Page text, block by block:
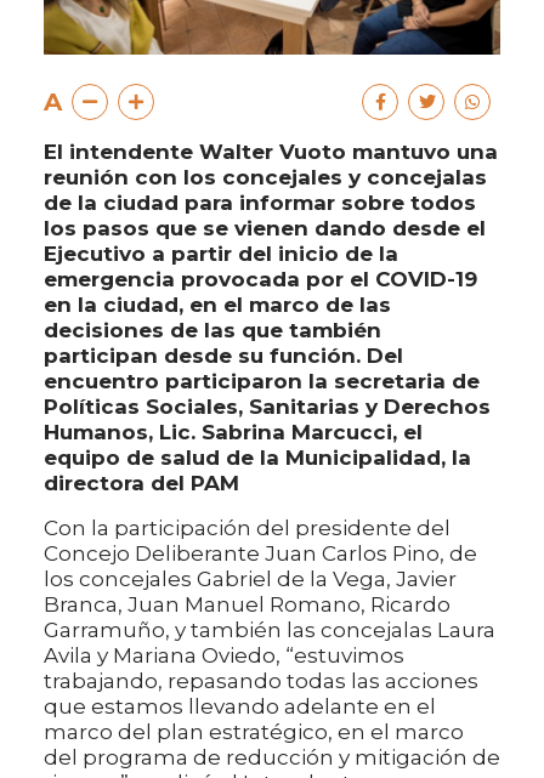
A
El intendente Walter Vuoto mantuvo una
reunión con los concejales y concejalas
de la ciudad para informar sobre todos
los pasos que se vienen dando desde el
Ejecutivo a partir del inicio de la
emergencia provocada por el COVID-19
en la ciudad, en el marco de las
decisiones de las que también
participan desde su función. Del
encuentro participaron la secretaria de
Políticas Sociales, Sanitarias y Derechos
Humanos, Lic. Sabrina Marcucci, el
equipo de salud de la Municipalidad, la
directora del PAM
Con la participación del presidente del
Concejo Deliberante Juan Carlos Pino, de
los concejales Gabriel de la Vega, Javier
Branca, Juan Manuel Romano, Ricardo
Garramuño, y también las concejalas Laura
Avila y Mariana Oviedo, “estuvimos
trabajando, repasando todas las acciones
que estamos llevando adelante en el
marco del plan estratégico, en el marco
del programa de reducción y mitigación de